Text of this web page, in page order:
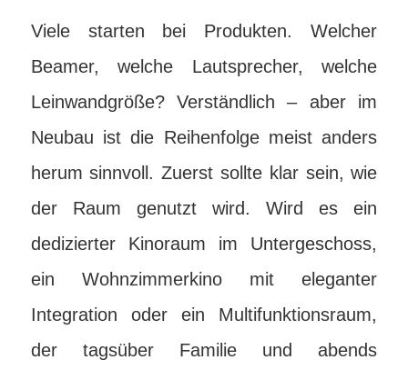
Viele starten bei Produkten. Welcher
Beamer, welche Lautsprecher, welche
Leinwandgröße? Verständlich – aber im
Neubau ist die Reihenfolge meist anders
herum sinnvoll. Zuerst sollte klar sein, wie
der Raum genutzt wird. Wird es ein
dedizierter Kinoraum im Untergeschoss,
ein Wohnzimmerkino mit eleganter
Integration oder ein Multifunktionsraum,
der tagsüber Familie und abends